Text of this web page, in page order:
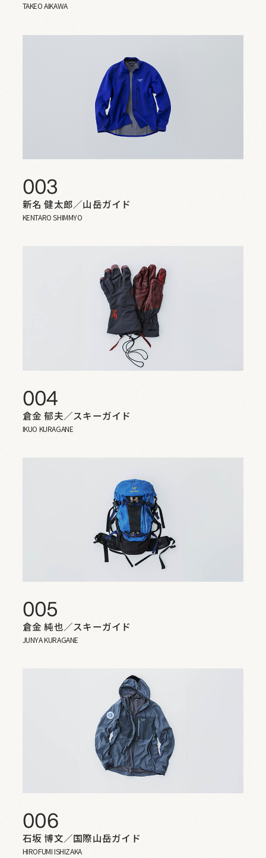
TAKEO AIKAWA
003
新名 健太郎／山岳ガイド
KENTARO SHIMMYO
004
倉金 郁夫／スキーガイド
IKUO KURAGANE
005
倉金 純也／スキーガイド
JUNYA KURAGANE
006
石坂 博文／国際山岳ガイド
HIROFUMI ISHIZAKA